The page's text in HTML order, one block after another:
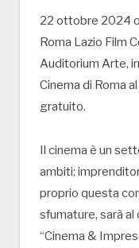
22 ottobre 2024
Roma Lazio Film
Auditorium Arte,
Cinema di Roma
gratuito.
Il cinema è un
ambiti;
proprio questa
sfumature, sarà
“Cinema &